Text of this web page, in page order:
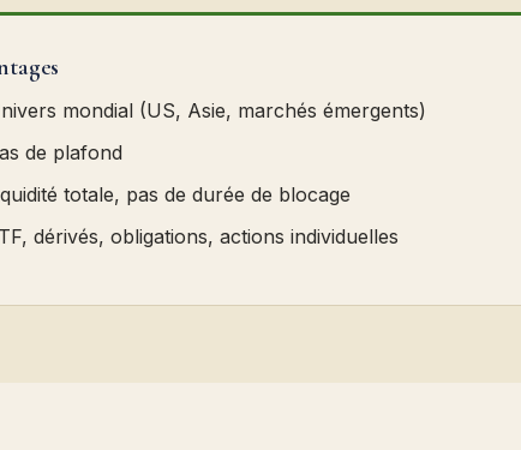
mondial (US, Asie, marchés émergents)
de plafond
totale, pas de durée de blocage
dérivés, obligations, actions individuelles